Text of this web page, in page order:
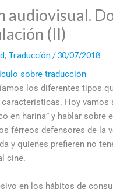
audiovisual.
(II)
, Traducción /30/07/2018
sobre traducción
los diferentes tipos
Hoy vamos
en harina” y hablar sobre
férreos defensores de la
y quienes prefieren no
cine.
en los hábitos de